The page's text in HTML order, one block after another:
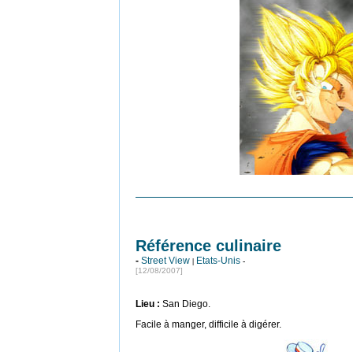
Référence culinaire
- Street View | Etats-Unis -
[12/08/2007]
Lieu : San Diego.
Facile à manger, difficile à digérer.